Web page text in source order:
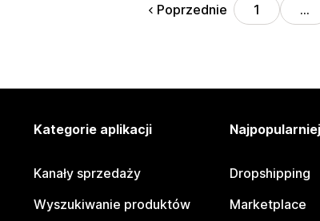
Poprzednie 1 …
Kategorie aplikacji
Kanały sprzedaży
Wyszukiwanie produktów
Dropshipping
Marketplace